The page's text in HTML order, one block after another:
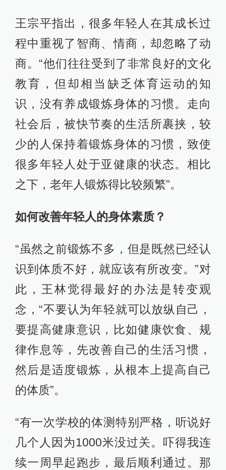
王宗平指出，很多年轻人在其成长过
程中重视了智商、情商，却忽略了动
商。“他们往往受到了非常良好的文化
教育，但却相当缺乏体育运动的知
识，没有养成锻炼身体的习惯。走向
社会后，被快节奏的生活所裹挟，较
少的人保持着锻炼身体的习惯，致使
很多年轻人处于亚健康的状态。相比
之下，老年人锻炼得比较频繁”。
如何改善年轻人的身体素质？
“虽然之前锻炼不多，但是既然已经认
识到体质不好，就应该有所改变。”对
此，王林觉得最好的办法是转变观
念，“不要认为年轻就可以放纵自己，
要提高健康意识，比如健康饮食、规
律作息等，先改善自己的生活习惯，
然后是适度锻炼，从根本上提高自己
的体质”。
“有一次学校的体测特别严格，听说好
几个人因为1000米没过关。吓得我连
续一周早起跑步，最后顺利通过。那